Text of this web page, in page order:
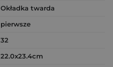
Okładka twarda
pierwsze
32
22.0x23.4cm